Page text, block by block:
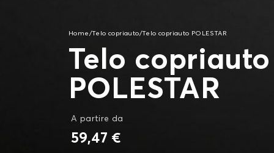
Home /Telo copriauto/Telo copriauto POLESTAR
Telo
POLESTAR
A partire da
59,47 €